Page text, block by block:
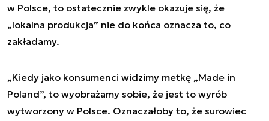
w Polsce, to ostatecznie zwykle okazuje się, że
„lokalna produkcja” nie do końca oznacza to, co
zakładamy.
„Kiedy jako konsumenci widzimy metkę „Made in
Poland”, to wyobrażamy sobie, że jest to wyrób
wytworzony w Polsce. Oznaczałoby to, że surowiec